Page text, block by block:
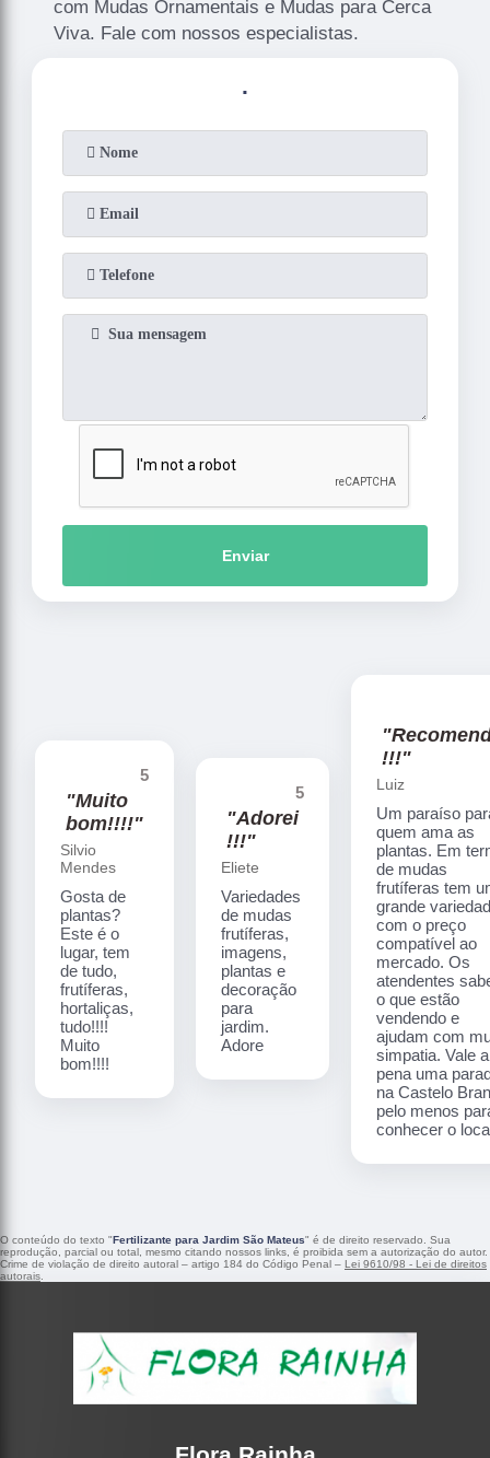
com Mudas Ornamentais e Mudas para Cerca
Viva. Fale com nossos especialistas.
.
Enviar
5
"Muito
bom!!!!"
Silvio
Mendes
Gosta de
plantas?
Este é o
lugar, tem
de tudo,
frutíferas,
hortaliças,
tudo!!!!
Muito
bom!!!!
5
"Adorei
!!!"
Eliete
Variedades
de mudas
frutíferas,
imagens,
plantas e
decoração
para
jardim.
Adore
!!!"
Luiz
Um paraíso
quem ama as
plantas. Em
de mudas
frutíferas tem
grande
com o preço
compatível ao
mercado. Os
atendentes
o que estão
vendendo e
ajudam com
simpatia. Vale a
pena uma
na Castelo
pelo menos
conhecer o
O conteúdo do texto "Fertilizante para Jardim São Mateus" é de direito reservado. Sua
reprodução, parcial ou total, mesmo citando nossos links, é proibida sem a autorização do autor.
Crime de violação de direito autoral – artigo 184 do Código Penal – Lei 9610/98 - Lei de direitos
autorais